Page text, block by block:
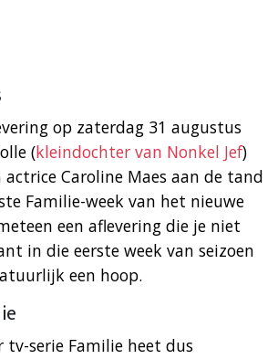
op zaterdag 31 augustus
(kleindochter van Nonkel Jef)
actrice Caroline Maes aan de tand
Familie-week van het nieuwe
een aflevering die je niet
in die eerste week van seizoen
een hoop.
tv-serie Familie heet dus